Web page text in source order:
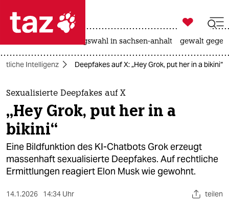
 taz zahl ich
taz zahl ich
themen
politik
öko
gesellschaft

taz zahl ich
landtagswahl in sachsen-anhalt gewalt
Intelligenz Deepfakes auf X: „Hey Grok, put her in a bikini“
Sexualisierte Deepfakes auf X
„Hey Grok, put her in a
bikini“
Eine Bildfunktion des KI-Chatbots Grok erzeugt
massenhaft sexualisierte Deepfakes. Auf rechtliche
Ermittlungen reagiert Elon Musk wie gewohnt.
14.1.2026 14:34 Uhr teilen